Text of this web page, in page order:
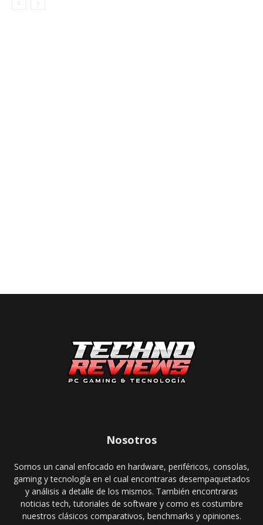
Nosotros
Somos un canal enfocado en hardware, periféricos, consolas,
gaming y tecnología en el cual encontraras desempaquetados
y análisis a detalle de los mismos. También encontraras
noticias tech, tutoriales de software y como es costumbre
nuestros clásicos comparativos, benchmarks y opiniones.